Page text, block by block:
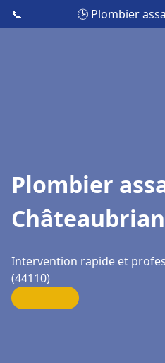
📞 🕒 Plombier
Plombier
Intervention rapide et
(44110)